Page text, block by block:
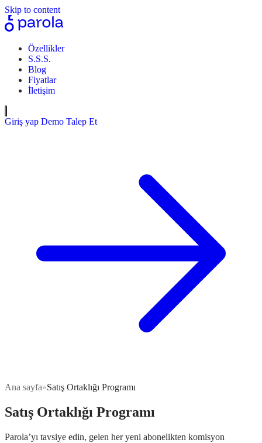
Skip to content
Özellikler
S.S.S.
Blog
Fiyatlar
İletişim
Giriş yap Demo Talep Et
Ana sayfa»Satış Ortaklığı Programı
Satış Ortaklığı Programı
Parola’yı tavsiye edin, gelen her yeni abonelikten komisyon